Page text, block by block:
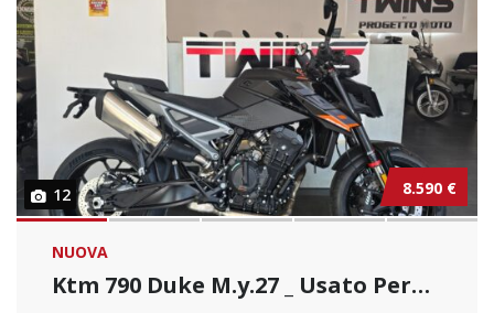
12 8.590 €
NUOVA
Ktm 790 Duke M.y.27 _ Usato Permutabile